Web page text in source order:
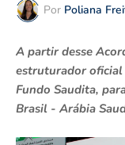
Por Poliana
A partir desse
estruturador oficial
Fundo Saudita,
Brasil - Arábia